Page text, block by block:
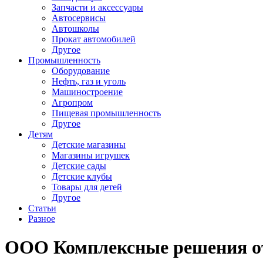
Запчасти и аксессуары
Автосервисы
Автошколы
Прокат автомобилей
Другое
Промышленность
Оборудование
Нефть, газ и уголь
Машиностроение
Агропром
Пищевая промышленность
Другое
Детям
Детские магазины
Магазины игрушек
Детские сады
Детские клубы
Товары для детей
Другое
Статьи
Разное
ООО Комплексные решения